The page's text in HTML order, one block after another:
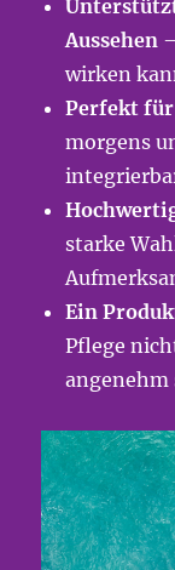
Aussehen
wirken
Perfekt
morgens
starke
Ein
Pflege
angenehm